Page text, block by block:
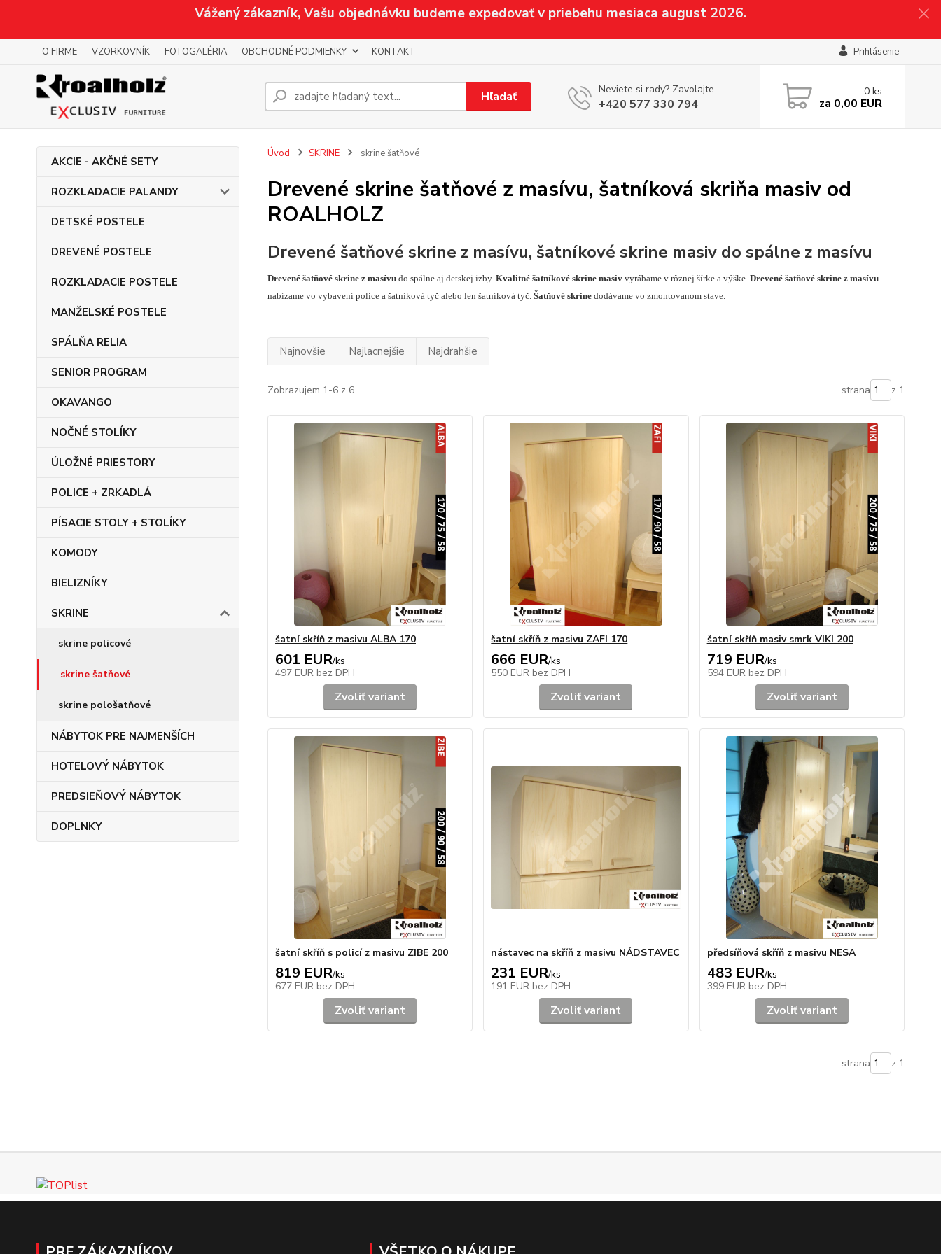
Vážený zákazník, Vašu objednávku budeme expedovať v priebehu mesiaca august 2026.
O FIRME VZORKOVNÍK FOTOGALÉRIA OBCHODNÉ PODMIENKY KONTAKT Prihlásenie
Hľadať Neviete si rady? Zavolajte.
+420 577 330 794
0 ks
za 0,00 EUR
AKCIE - AKČNÉ SETY
ROZKLADACIE PALANDY
DETSKÉ POSTELE
DREVENÉ POSTELE
ROZKLADACIE POSTELE
MANŽELSKÉ POSTELE
SPÁLŇA RELIA
SENIOR PROGRAM
OKAVANGO
NOČNÉ STOLÍKY
ÚLOŽNÉ PRIESTORY
POLICE + ZRKADLÁ
PÍSACIE STOLY + STOLÍKY
KOMODY
BIELIZNÍKY
SKRINE
skrine policové
skrine šatňové
skrine pološatňové
NÁBYTOK PRE NAJMENŠÍCH
HOTELOVÝ NÁBYTOK
PREDSIEŇOVÝ NÁBYTOK
DOPLNKY
Úvod SKRINE skrine šatňové
Drevené skrine šatňové z masívu, šatníková skriňa masiv od
ROALHOLZ
Drevené šatňové skrine z masívu, šatníkové skrine masiv do spálne z masívu
Drevené šatňové skrine z masívu do spálne aj detskej izby. Kvalitné šatníkové skrine masiv vyrábame v rôznej šírke a výške. Drevené šatňové skrine z masívu
nabízame vo vybavení police a šatníková tyč alebo len šatníková tyč. Šatňové skrine dodávame vo zmontovanom stave.
Najnovšie Najlacnejšie Najdrahšie
Zobrazujem 1-6 z 6 strana z 1
šatní skříň z masivu ALBA 170
601 EUR/ks
497 EUR bez DPH
Zvoliť variant
šatní skříň z masivu ZAFI 170
666 EUR/ks
550 EUR bez DPH
Zvoliť variant
šatní skříň masiv smrk VIKI 200
719 EUR/ks
594 EUR bez DPH
Zvoliť variant
šatní skříň s policí z masivu ZIBE 200
819 EUR/ks
677 EUR bez DPH
Zvoliť variant
nástavec na skříň z masivu NÁDSTAVEC
231 EUR/ks
191 EUR bez DPH
Zvoliť variant
předsíňová skříň z masivu NESA
483 EUR/ks
399 EUR bez DPH
Zvoliť variant
strana z 1